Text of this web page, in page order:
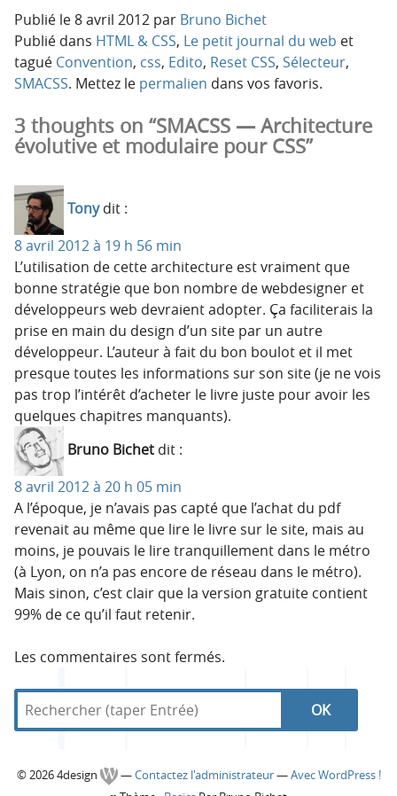
Publié le8 avril 2012 par Bruno Bichet
Publié dans HTML & CSS, Le petit journal du web et
tagué Convention, css, Edito, Reset CSS, Sélecteur,
SMACSS. Mettez le permalien dans vos favoris.
3 thoughts on “SMACSS — Architecture
évolutive et modulaire pour CSS”
Tony dit :
8 avril 2012 à 19 h 56 min
L’utilisation de cette architecture est vraiment que
bonne stratégie que bon nombre de webdesigner et
développeurs web devraient adopter. Ça faciliterais la
prise en main du design d’un site par un autre
développeur. L’auteur à fait du bon boulot et il met
presque toutes les informations sur son site (je ne vois
pas trop l’intérêt d’acheter le livre juste pour avoir les
quelques chapitres manquants).
Bruno Bichet dit :
8 avril 2012 à 20 h 05 min
A l’époque, je n’avais pas capté que l’achat du pdf
revenait au même que lire le livre sur le site, mais au
moins, je pouvais le lire tranquillement dans le métro
(à Lyon, on n’a pas encore de réseau dans le métro).
Mais sinon, c’est clair que la version gratuite contient
99% de ce qu’il faut retenir.
Les commentaires sont fermés.
R
R
e
d
4
C
© 2026 4design —Contactez l'administrateur—Avec WordPress !